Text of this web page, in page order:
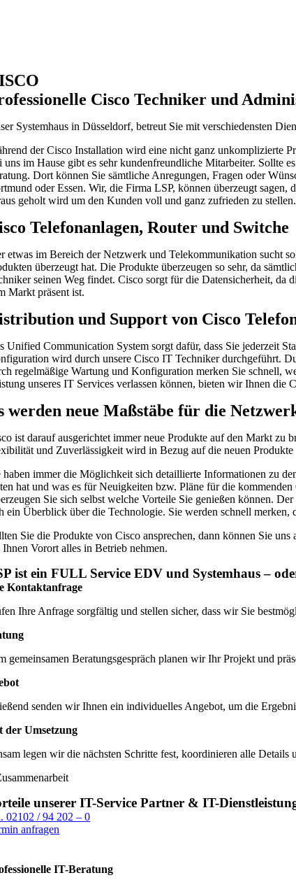
Cisco Techniker und
Systemhaus in Düsseldorf, betreut Sie mit verschiedensten
der Cisco Installation wird eine nicht ganz unkomplizierte
uns im Hause gibt es sehr kundenfreundliche Mitarbeiter. Sollte
Dort können Sie sämtliche Anregungen, Fragen oder
oder Essen. Wir, die Firma LSP, können überzeugt
geholt wird um den Kunden voll und ganz zufrieden zu stellen.
Telefonanlagen, Router und Switche
etwas im Bereich der Netzwerk und Telekommunikation sucht
überzeugt hat. Die Produkte überzeugen so sehr, da
seinen Weg findet. Cisco sorgt für die Datensicherheit,
Markt präsent ist.
und Support von Cisco
Unified Communication System sorgt dafür, dass Sie jederzeit
wird durch unsere Cisco IT Techniker durchgeführt.
regelmäßige Wartung und Konfiguration merken Sie schnell,
unseres IT Services verlassen können, bieten wir Ihnen die
werden neue Maßstäbe für die
ist darauf ausgerichtet immer neue Produkte auf den Markt
und Zuverlässigkeit wird in Bezug auf die neuen Produkte
haben immer die Möglichkeit sich detaillierte Informationen zu
hat und was es für Neuigkeiten bzw. Pläne für die
Sie sich selbst welche Vorteile Sie genießen können.
ein Überblick über die Technologie. Sie werden schnell
Sie die Produkte von Cisco ansprechen, dann können Sie
Ihnen Vorort alles in Betrieb nehmen.
ist ein FULL Service EDV und Systemhaus –
Kontaktanfrage
Ihre Anfrage sorgfältig und stellen sicher, dass wir Sie
gemeinsamen Beratungsgespräch planen wir Ihr Projekt und
senden wir Ihnen ein individuelles Angebot, um die
der Umsetzung
legen wir die nächsten Schritte fest, koordinieren alle Details
unserer IT-Service Partner & IT-
02102 / 94 202 – 0
anfragen
IT-Beratung